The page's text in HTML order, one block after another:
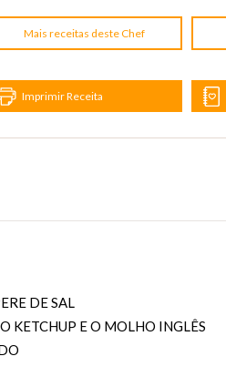
Mais receitas deste Chef
Imprimir Receita
DE SAL
KETCHUP E O MOLHO INGLÊS